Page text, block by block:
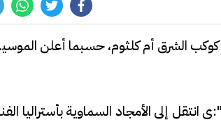
الشرق أم كلثوم، حسبما أعلن
إلى الأمجاد السماوية بأستراليا